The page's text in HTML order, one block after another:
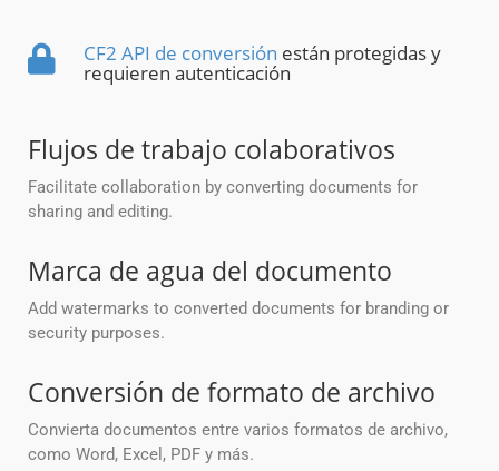
CF2 API de conversión están protegidas y
requieren autenticación
Flujos de trabajo colaborativos
Facilitate collaboration by converting documents for
sharing and editing.
Marca de agua del documento
Add watermarks to converted documents for branding or
security purposes.
Conversión de formato de archivo
Convierta documentos entre varios formatos de archivo,
como Word, Excel, PDF y más.